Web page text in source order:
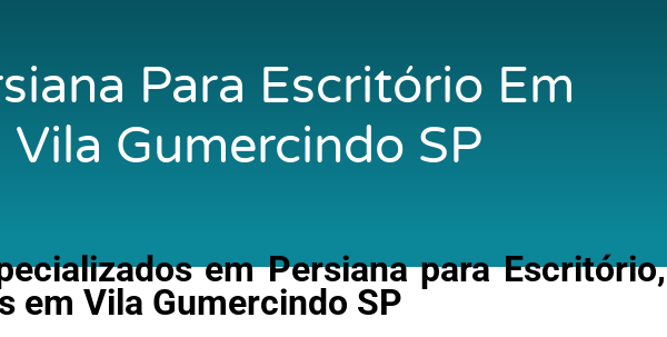
Para Escritório Em
Vila Gumercindo SP
em Persiana para Escritório,
em Vila Gumercindo SP